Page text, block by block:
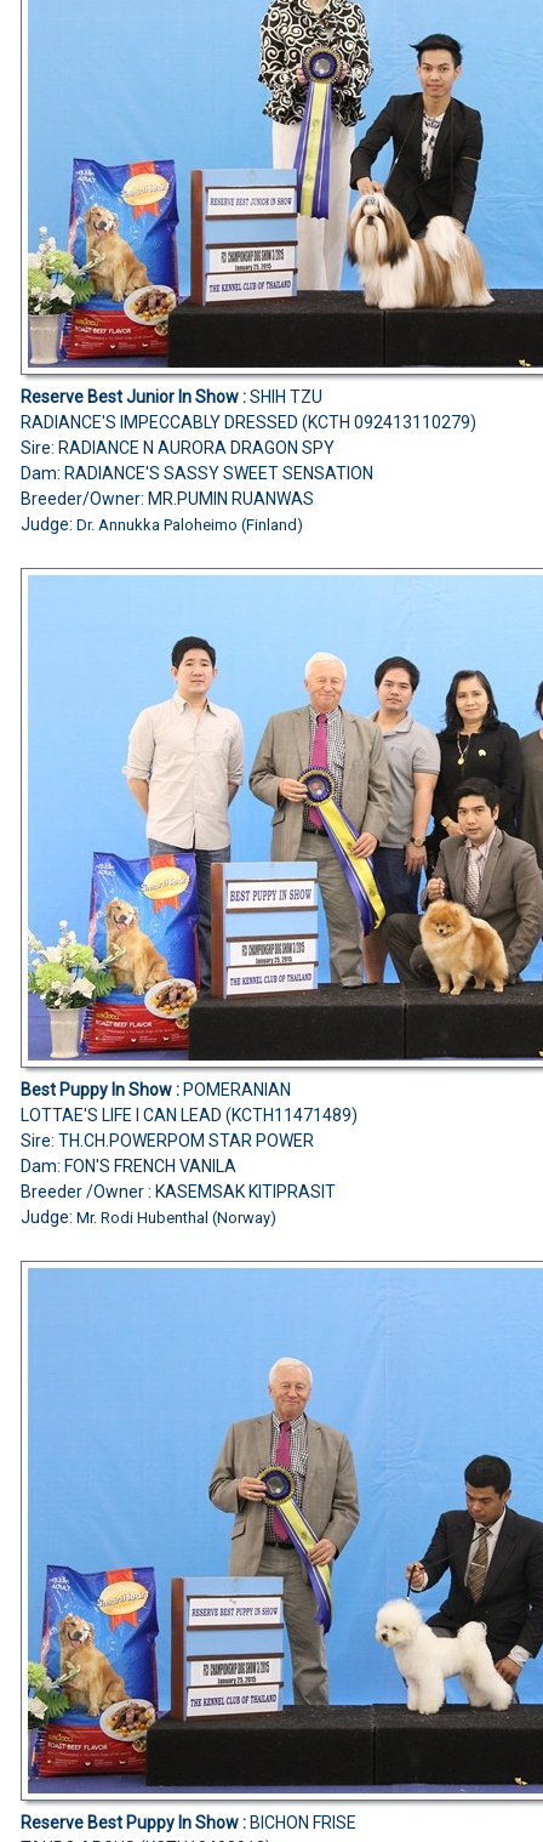
Reserve Best Junior In Show :SHIH TZU
RADIANCE'S IMPECCABLY DRESSED (KCTH 092413110279)
Sire: RADIANCE N AURORA DRAGON SPY
Dam: RADIANCE'S SASSY SWEET SENSATION
Breeder/Owner: MR.PUMIN RUANWAS
Judge: Dr. Annukka Paloheimo (Finland)
Best Puppy In Show :POMERANIAN
LOTTAE'S LIFE I CAN LEAD (KCTH11471489)
Sire: TH.CH.POWERPOM STAR POWER
Dam: FON'S FRENCH VANILA
Breeder /Owner : KASEMSAK KITIPRASIT
Judge: Mr. Rodi Hubenthal (Norway)
Reserve Best Puppy In Show :BICHON FRISE